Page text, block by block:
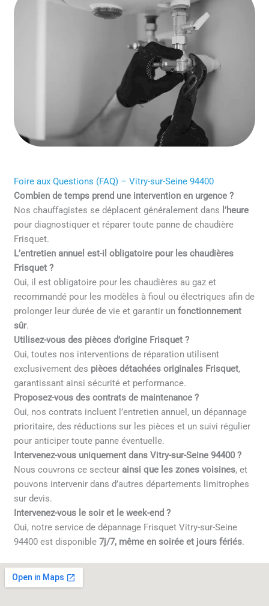
Foire aux Questions (FAQ) – Vitry-sur-Seine 94400
Combien de temps prend une intervention en urgence ?
Nos chauffagistes se déplacent généralement dans l’heure
pour diagnostiquer et réparer toute panne de chaudière
Frisquet.
L’entretien annuel est-il obligatoire pour les chaudières
Frisquet ?
Oui, il est obligatoire pour les chaudières au gaz et
recommandé pour les modèles à fioul ou électriques afin de
prolonger leur durée de vie et garantir unfonctionnement
sûr.
Utilisez-vous des pièces d’origine Frisquet ?
Oui, toutes nos interventions de réparation utilisent
exclusivement des pièces détachées originales Frisquet,
garantissant ainsi sécurité et performance.
Proposez-vous des contrats de maintenance ?
Oui, nos contrats incluent l’entretien annuel, un dépannage
prioritaire, des réductions sur les pièces et un suivi régulier
pour anticiper toute panne éventuelle.
Intervenez-vous uniquement dans Vitry-sur-Seine 94400 ?
Nous couvrons ce secteur ainsi que les zones voisines, et
pouvons intervenir dans d’autres départements limitrophes
sur devis.
Intervenez-vous le soir et le week-end ?
Oui, notre service de dépannage Frisquet Vitry-sur-Seine
94400 est disponible7j/7, même en soirée et jours fériés.